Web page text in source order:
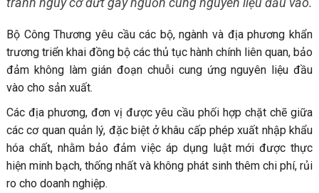
Bộ Công Thương yêu cầu các bộ, ngành và địa phương khẩn
trương triển khai đồng bộ các thủ tục hành chính liên quan, bảo
đảm không làm gián đoạn chuỗi cung ứng nguyên liệu đầu
vào cho sản xuất.
Các địa phương, đơn vị được yêu cầu phối hợp chặt chẽ giữa
các cơ quan quản lý, đặc biệt ở khâu cấp phép xuất nhập khẩu
hóa chất, nhằm bảo đảm việc áp dụng luật mới được thực
hiện minh bạch, thống nhất và không phát sinh thêm chi phí, rủi
ro cho doanh nghiệp.